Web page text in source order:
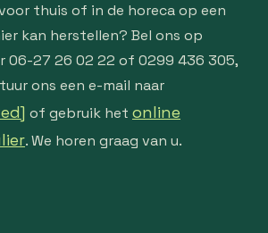
thuis of in de horeca op een
kan herstellen? Bel ons op
06-27 26 02 22 of 0299 436 305,
ons een e-mail naar
of gebruik het online
. We horen graag van u.